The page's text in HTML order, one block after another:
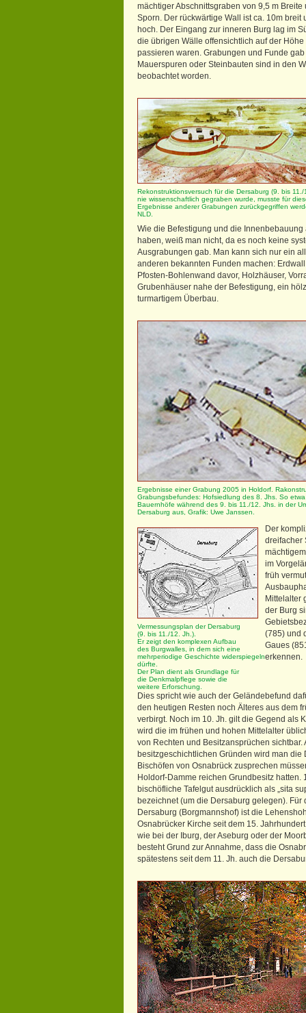
mächtiger Abschnittsgraben von 9,5 m Breite
Sporn. Der rückwärtige Wall ist ca. 10m breit
hoch. Der Eingang zur inneren Burg lag im
die übrigen Wälle offensichtlich auf der
passieren waren. Grabungen und Funde
Mauerspuren oder Steinbauten sind in den
beobachtet worden.
Rekonstruktionsversuch für die Dersaburg (9. bis
nie wissenschaftlich gegraben wurde, musste für
Ergebnisse anderer Grabungen zurückgegriffen
NLD.
Wie die Befestigung und die Innenbebauung
haben, weiß man nicht, da es noch keine
Ausgrabungen gab. Man kann sich nur ein
anderen bekannten Funden machen:
Pfosten-Bohlenwand davor, Holzhäuser,
Grubenhäuser nahe der Befestigung, ein
turmartigem Überbau.
Ergebnisse einer Grabung 2005 in Holdorf.
Grabungsbefundes: Hofsiedlung des 8. Jhs. So
Bauernhöfe während des 9. bis 11./12. Jhs. in der
Dersaburg aus, Grafik: Uwe Janssen.
Vermessungsplan der Dersaburg
(9. bis 11./12. Jh.).
Er zeigt den komplexen Aufbau
des Burgwalles, in dem sich eine
mehrperiodige Geschichte widerspiegeln
dürfte.
Der Plan dient als Grundlage für
die Denkmalpflege sowie die
weitere Erforschung.
Der
dreifacher
im
früh
Mittelalter
der Burg
(785) und
Gaues
erkennen.
Dies spricht wie auch der Geländebefund
den heutigen Resten noch Älteres aus dem
verbirgt. Noch im 10. Jh. gilt die Gegend als
wird die im frühen und hohen Mittelalter
von Rechten und Besitzansprüchen sichtbar.
besitzgeschichtlichen Gründen wird man die
Bischöfen von Osnabrück zusprechen
Holdorf-Damme reichen Grundbesitz hatten.
bischöfliche Tafelgut ausdrücklich als „sita
bezeichnet (um die Dersaburg gelegen). Für
Dersaburg (Borgmannshof) ist die
Osnabrücker Kirche seit dem 15.
wie bei der Iburg, der Aseburg oder der
besteht Grund zur Annahme, dass die
spätestens seit dem 11. Jh. auch die